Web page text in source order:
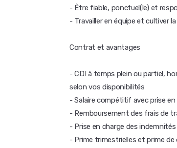
- Être fiable, ponctuel(le) et
- Travailler en équipe et cultiver
Contrat et avantages
- CDI à temps plein ou partiel,
selon vos disponibilités
- Salaire compétitif avec prise
- Remboursement des frais de
- Prise en charge des
- Prime trimestrielles et prime